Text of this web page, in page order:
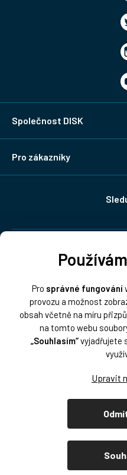
Pro správné fungování
provozu a možnost
obsah včetně na míru
na tomto webu
„Souhlasím“vyjadřujete
Společnost DISK
Pro zákazníky
Vytvořil
Copyright 2026
Upravit